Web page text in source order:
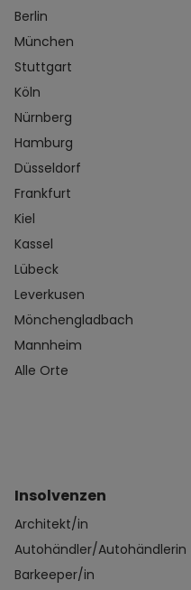
Berlin
München
Stuttgart
Köln
Nürnberg
Hamburg
Düsseldorf
Frankfurt
Kiel
Kassel
Lübeck
Leverkusen
Mönchengladbach
Mannheim
Alle Orte
Insolvenzen
Architekt/in
Autohändler/Autohändlerin
Barkeeper/in